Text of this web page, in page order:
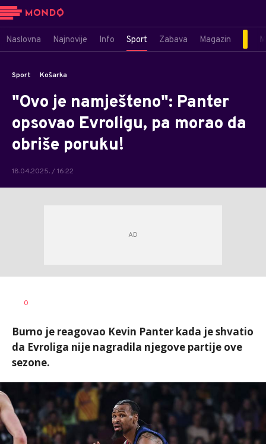
Naslovna Najnovije Info Sport Zabava Magazin
Sport Košarka
"Ovo je namješteno": Panter
opsovao Evroligu, pa morao da
obriše poruku!
18.04.2025. / 16:22
AUTOR
0
Burno je reagovao Kevin Panter kada je shvatio
da Evroliga nije nagradila njegove partije ove
sezone.